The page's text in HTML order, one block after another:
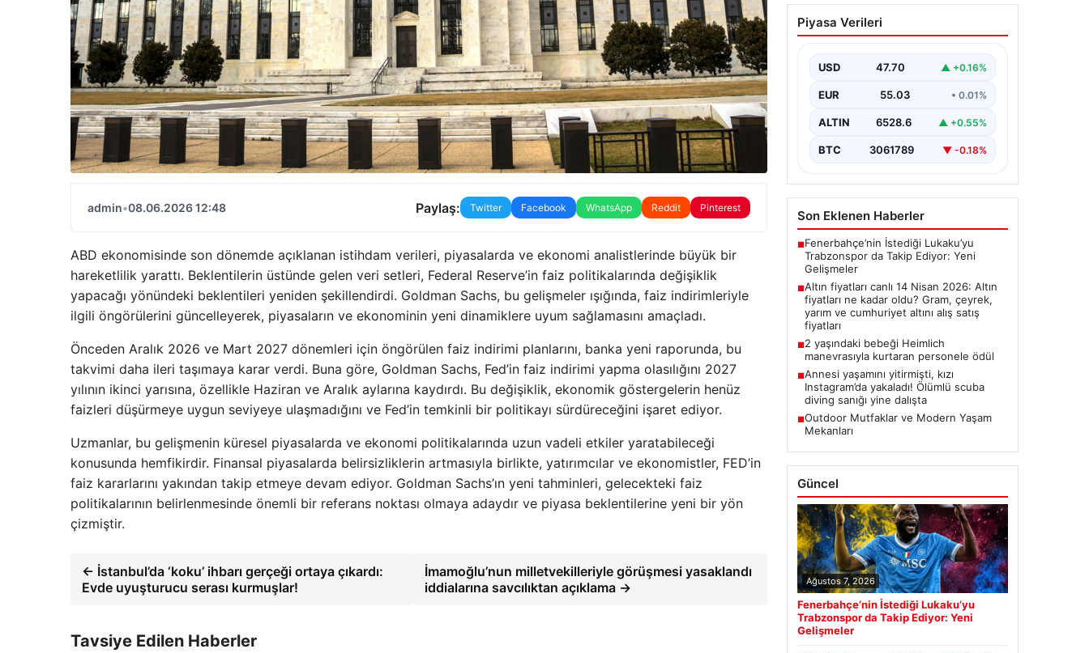
admin•08.06.2026 12:48 Paylaş: Twitter Facebook WhatsApp Reddit Pinterest
ABD ekonomisinde son dönemde açıklanan istihdam verileri, piyasalarda ve ekonomi analistlerinde büyük bir
hareketlilik yarattı. Beklentilerin üstünde gelen veri setleri, Federal Reserve’in faiz politikalarında değişiklik
yapacağı yönündeki beklentileri yeniden şekillendirdi. Goldman Sachs, bu gelişmeler ışığında, faiz indirimleriyle
ilgili öngörülerini güncelleyerek, piyasaların ve ekonominin yeni dinamiklere uyum sağlamasını amaçladı.
Önceden Aralık 2026 ve Mart 2027 dönemleri için öngörülen faiz indirimi planlarını, banka yeni raporunda, bu
takvimi daha ileri taşımaya karar verdi. Buna göre, Goldman Sachs, Fed’in faiz indirimi yapma olasılığını 2027
yılının ikinci yarısına, özellikle Haziran ve Aralık aylarına kaydırdı. Bu değişiklik, ekonomik göstergelerin henüz
faizleri düşürmeye uygun seviyeye ulaşmadığını ve Fed’in temkinli bir politikayı sürdüreceğini işaret ediyor.
Uzmanlar, bu gelişmenin küresel piyasalarda ve ekonomi politikalarında uzun vadeli etkiler yaratabileceği
konusunda hemfikirdir. Finansal piyasalarda belirsizliklerin artmasıyla birlikte, yatırımcılar ve ekonomistler, FED’in
faiz kararlarını yakından takip etmeye devam ediyor. Goldman Sachs’ın yeni tahminleri, gelecekteki faiz
politikalarının belirlenmesinde önemli bir referans noktası olmaya adaydır ve piyasa beklentilerine yeni bir yön
çizmiştir.
← İstanbul’da ‘koku’ ihbarı gerçeği ortaya çıkardı:
Evde uyuşturucu serası kurmuşlar!
İmamoğlu’nun milletvekilleriyle görüşmesi yasaklandı
iddialarına savcılıktan açıklama →
Tavsiye Edilen Haberler
Altın fiyatları canlı 14
Nisan 2026: Altın
Gram, çeyrek, yarım ve
cumhuriyet altını alış
Piyasa Verileri
USD 47.70 ▲ +0.16%
EUR 55.03 • 0.01%
ALTIN 6528.6 ▲ +0.55%
BTC 3061789 ▼ -0.18%
Son Eklenen Haberler
■Fenerbahçe’nin İstediği Lukaku’yu
Trabzonspor da Takip Ediyor: Yeni
Gelişmeler
■Altın fiyatları canlı 14 Nisan 2026: Altın
fiyatları ne kadar oldu? Gram, çeyrek,
yarım ve cumhuriyet altını alış satış
fiyatları
■2 yaşındaki bebeği Heimlich
manevrasıyla kurtaran personele ödül
■Annesi yaşamını yitirmişti, kızı
Instagram’da yakaladı! Ölümlü scuba
diving sanığı yine dalışta
■Outdoor Mutfaklar ve Modern Yaşam
Mekanları
Güncel
Ağustos 7, 2026
Fenerbahçe’nin İstediği Lukaku’yu
Trabzonspor da Takip Ediyor: Yeni
Gelişmeler